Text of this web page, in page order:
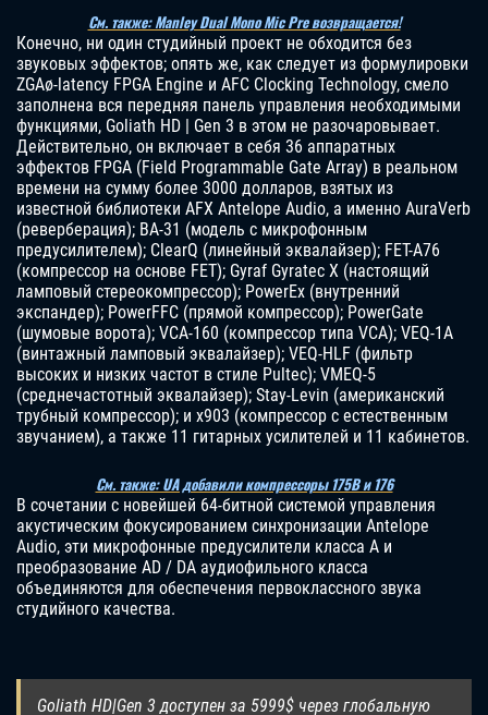
См. также: Manley Dual Mono Mic Pre возвращается!
Конечно, ни один студийный проект не обходится без
звуковых эффектов; опять же, как следует из формулировки
ZGAø-latency FPGA Engine и AFC Clocking Technology, смело
заполнена вся передняя панель управления необходимыми
функциями, Goliath HD | Gen 3 в этом не разочаровывает.
Действительно, он включает в себя 36 аппаратных
эффектов FPGA (Field Programmable Gate Array) в реальном
времени на сумму более 3000 долларов, взятых из
известной библиотеки AFX Antelope Audio, а именно AuraVerb
(реверберация); BA-31 (модель с микрофонным
предусилителем); ClearQ (линейный эквалайзер); FET-A76
(компрессор на основе FET); Gyraf Gyratec X (настоящий
ламповый стереокомпрессор); PowerEx (внутренний
экспандер); PowerFFC (прямой компрессор); PowerGate
(шумовые ворота); VCA-160 (компрессор типа VCA); VEQ-1A
(винтажный ламповый эквалайзер); VEQ-HLF (фильтр
высоких и низких частот в стиле Pultec); VMEQ-5
(среднечастотный эквалайзер); Stay-Levin (американский
трубный компрессор); и x903 (компрессор с естественным
звучанием), а также 11 гитарных усилителей и 11 кабинетов.
См. также: UA добавили компрессоры 175B и 176
В сочетании с новейшей 64-битной системой управления
акустическим фокусированием синхронизации Antelope
Audio, эти микрофонные предусилители класса A и
преобразование AD / DA аудиофильного класса
объединяются для обеспечения первоклассного звука
студийного качества.
Goliath HD|Gen 3 доступен за 5999$ через глобальную